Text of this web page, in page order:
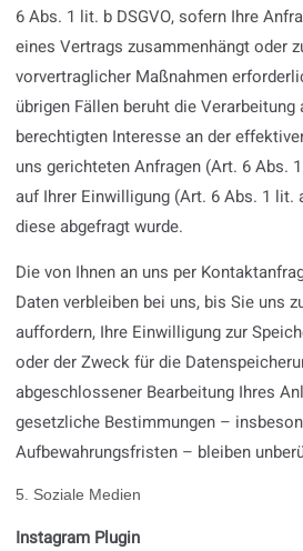
6 Abs. 1 lit. b DSGVO, sofern Ihre
eines Vertrags zusammenhängt oder
vorvertraglicher Maßnahmen
übrigen Fällen beruht die Verarbeitung
berechtigten Interesse an der
uns gerichteten Anfragen (Art. 6 Abs.
auf Ihrer Einwilligung (Art. 6 Abs. 1 lit.
diese abgefragt wurde.
Die von Ihnen an uns per
Daten verbleiben bei uns, bis Sie uns
auffordern, Ihre Einwilligung zur
oder der Zweck für die
abgeschlossener Bearbeitung Ihres
gesetzliche Bestimmungen –
Aufbewahrungsfristen – bleiben
5. Soziale Medien
Instagram Plugin